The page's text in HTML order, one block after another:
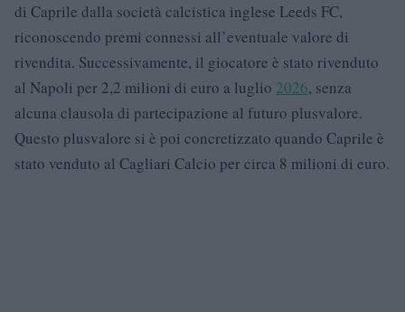
di Caprile dalla società calcistica inglese Leeds FC,
riconoscendo premi connessi all’eventuale valore di
rivendita. Successivamente, il giocatore è stato rivenduto
al Napoli per 2,2 milioni di euro a luglio 2026, senza
alcuna clausola di partecipazione al futuro plusvalore.
Questo plusvalore si è poi concretizzato quando Caprile è
stato venduto al Cagliari Calcio per circa 8 milioni di euro.